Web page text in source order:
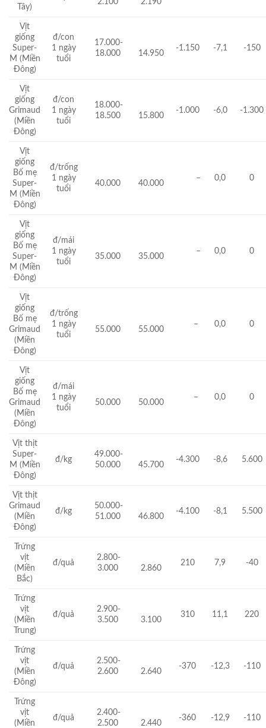
Tây)
Vịt
giống
Super-
M (Miền
Đông)
đ/con
1 ngày
tuổi
17.000-
18.000
14.950
-1.150 -7,1 -150
Vịt
giống
Grimaud
(Miền
Đông)
đ/con
1 ngày
tuổi
18.000-
18.500
15.800
-1.000 -6,0 -1.300
Vịt
giống
Bố mẹ
Super-
M (Miền
Đông)
đ/trống
1 ngày
tuổi
40.000 40.000
– 0,0 0
Vịt
giống
Bố mẹ
Super-
M (Miền
Đông)
đ/mái
1 ngày
tuổi
35.000 35.000
– 0,0 0
Vịt
giống
Bố mẹ
Grimaud
(Miền
Đông)
đ/trống
1 ngày
tuổi
55.000 55.000
– 0,0 0
Vịt
giống
Bố mẹ
Grimaud
(Miền
Đông)
đ/mái
1 ngày
tuổi
50.000 50.000
– 0,0 0
Vịt thịt
Super-
M (Miền
Đông)
đ/kg
49.000-
50.000
45.700
-4.300 -8,6 5.600
Vịt thịt
Grimaud
(Miền
Đông)
đ/kg
50.000-
51.000
46.800
-4.100 -8,1 5.500
Trứng
vịt
(Miền
Bắc)
đ/quả
2.800-
3.000
2.860
210 7,9 -40
Trứng
vịt
(Miền
Trung)
đ/quả
2.900-
3.500
3.100
310 11,1 220
Trứng
vịt
(Miền
Đông)
đ/quả
2.500-
2.600
2.640
-370 -12,3 -110
Trứng
vịt
(Miền
đ/quả
2.400-
2.500
2.440
-360 -12,9 -110